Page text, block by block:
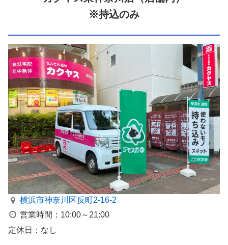
※持込のみ
横浜市神奈川区反町2-16-2
営業時間：10:00～21:00
定休日：なし